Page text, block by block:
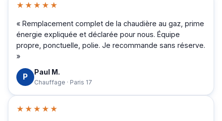
★★★★★
« Remplacement complet de la chaudière au gaz, prime
énergie expliquée et déclarée pour nous. Équipe
propre, ponctuelle, polie. Je recommande sans réserve.
»
P Paul M.
Chauffage · Paris 17
★★★★★